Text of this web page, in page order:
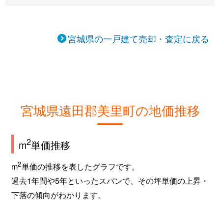
宮城県の一戸建て売却・査定に戻る
宮城県遠田郡美里町の地価推移
m2単価推移
m2単価の推移を表したグラフです。
過去1年間や5年といったスパンで、その坪単価の上昇・
下落の傾向がわかります。